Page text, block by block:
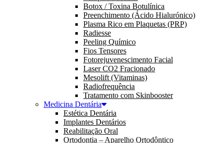
Botox / Toxina Botulínica
Preenchimento (Ácido Hialurónico)
Plasma Rico em Plaquetas (PRP)
Radiesse
Peeling Químico
Fios Tensores
Fotorejuvenescimento Facial
Laser CO2 Fracionado
Mesolift (Vitaminas)
Radiofrequência
Tratamento com Skinbooster
Medicina Dentária
Estética Dentária
Implantes Dentários
Reabilitação Oral
Ortodontia – Aparelho Ortodôntico